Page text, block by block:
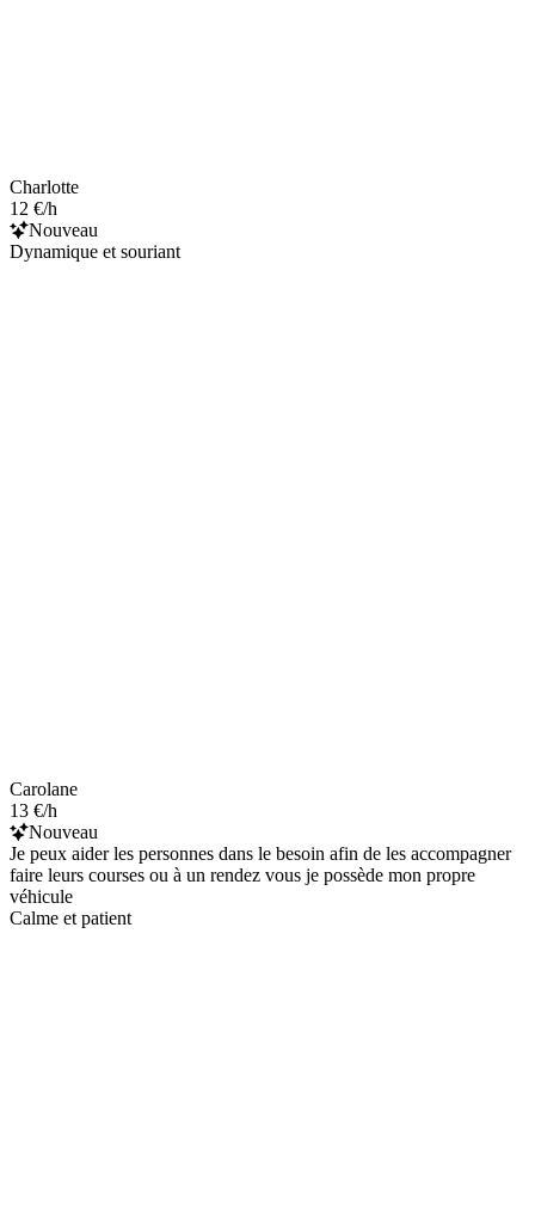
Charlotte
12 €/h
Nouveau
Dynamique et souriant
Carolane
13 €/h
Nouveau
Je peux aider les personnes dans le besoin afin de les accompagner
faire leurs courses ou à un rendez vous je possède mon propre
véhicule
Calme et patient